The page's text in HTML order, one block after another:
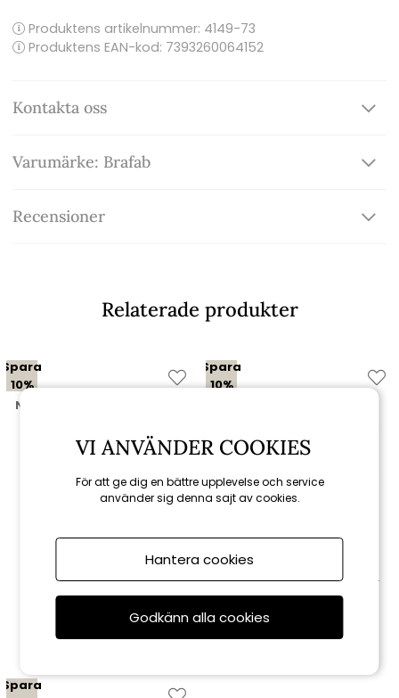
Produktens artikelnummer: 4149-73
Produktens EAN-kod: 7393260064152
Kontakta oss
Varumärke: Brafab
Recensioner
Relaterade produkter
Spara
10%
Nyhet
Samvaro vilsäng -
antracit/pearl grey dyna
Spara
10%
Samvaro 2,5-sits soffa, låg -
antracit/pearl grey dyna
8 290 kr
Spara
VI ANVÄNDER COOKIES
För att ge dig en bättre upplevelse och service
använder sig denna sajt av cookies.
Hantera cookies
Godkänn alla cookies